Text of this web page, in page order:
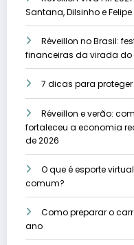
Santana, Dilsinho e
Réveillon no Brasil:
financeiras da virada do
7 dicas para
Réveillon e verão:
fortaleceu a economia
de 2026
O que é esporte
comum?
Como preparar o
ano